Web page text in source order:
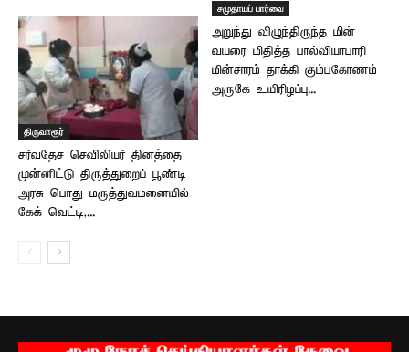
திருவாரூர்
சர்வதேச செவிலியர் தினத்தை
முன்னிட்டு திருத்துறைப் பூண்டி
அரசு பொது மருத்துவமனையில்
கேக் வெட்டி,...
சமுதாயப் பார்வை
அறுந்து விழுந்திருந்த மின்
வயரை மிதித்த பால்வியாபாரி
மின்சாரம் தாக்கி கும்பகோணம்
அருகே உயிரிழப்பு...